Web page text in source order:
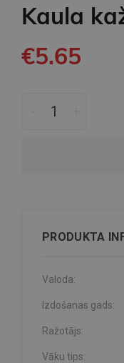
Kaula
€5.65
PRODUKTA
Valoda:
Izdošanas gads:
Ražotājs:
Vāku tips: